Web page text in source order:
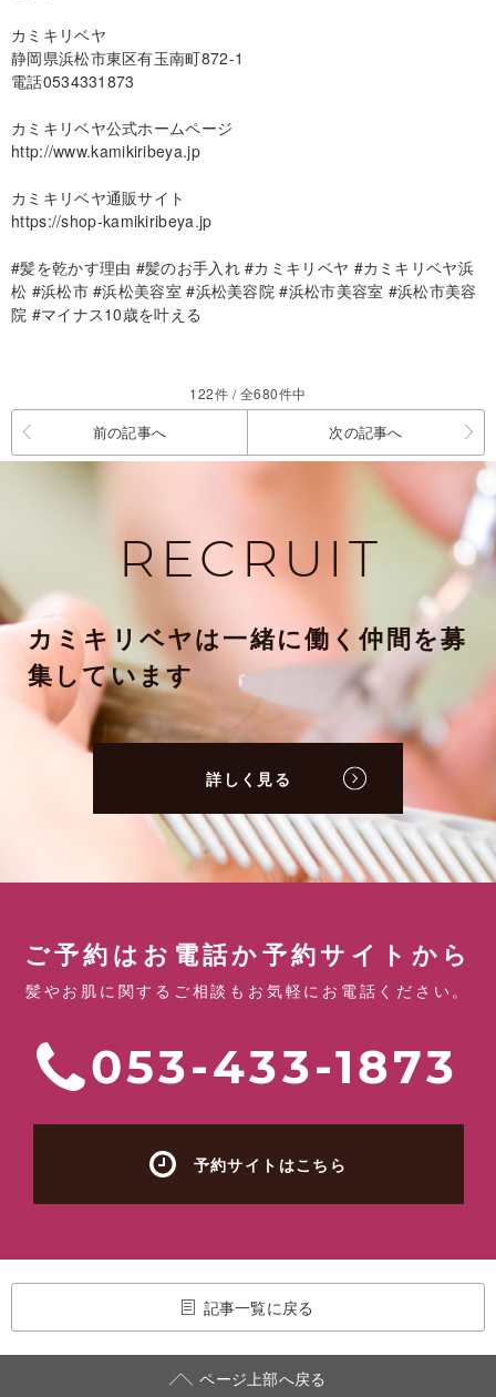
カミキリベヤ
静岡県浜松市東区有玉南町872-1
電話0534331873
カミキリベヤ公式ホームページ
http://www.kamikiribeya.jp
カミキリベヤ通販サイト
https://shop-kamikiribeya.jp
#髪を乾かす理由 #髪のお手入れ #カミキリベヤ #カミキリベヤ浜
松 #浜松市 #浜松美容室 #浜松美容院 #浜松市美容室 #浜松市美容
院 #マイナス10歳を叶える
122件 / 全680件中
前の記事へ 次の記事へ
RECRUIT
カミキリベヤは一緒に働く仲間を募
集しています
詳しく見る
ご予約はお電話か予約サイトから
髪やお肌に関するご相談もお気軽にお電話ください。
053-433-1873
予約サイトはこちら
記事一覧に戻る
ページ上部へ戻る